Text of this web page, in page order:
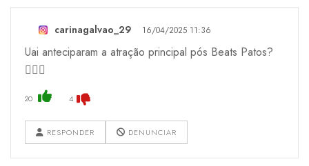
carinagalvao_29 16/04/2025 11:36
Uai anteciparam a atração principal pós Beats Patos?
🤷🏾‍♀️
20 4
RESPONDER DENUNCIAR